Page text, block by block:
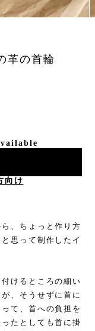
革の首輪
向け
、ちょっと作り方
思って制作したイ
けるところの細い
、そうせずに首に
て、首への負担を
たとしても首に掛